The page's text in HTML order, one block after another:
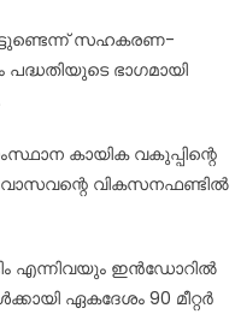
സഹകരണ-
ഭാഗമായി
കായിക വകുപ്പിന്റെ
വികസനഫണ്ടിൽ
എന്നിവയും ഇൻഡോറിൽ
ഏകദേശം 90 മീറ്റർ